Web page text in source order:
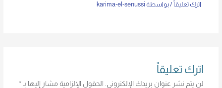
اترك تعليقاً / بواسطة karima-el-senussi
اترك تعليقاً
لن يتم نشر عنوان بريدك الإلكتروني. الحقول الإلزامية مشار إليها بـ *